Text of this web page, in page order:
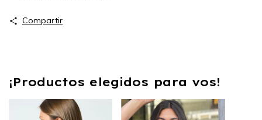
Compartir
¡Productos elegidos para vos!